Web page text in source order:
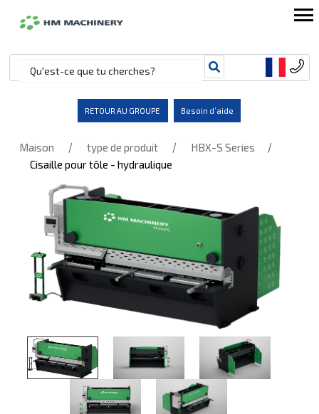
RETOUR AU GROUPE Besoin d’aide
Maison / type de produit / HBX-S Series /
Cisaille pour tôle - hydraulique